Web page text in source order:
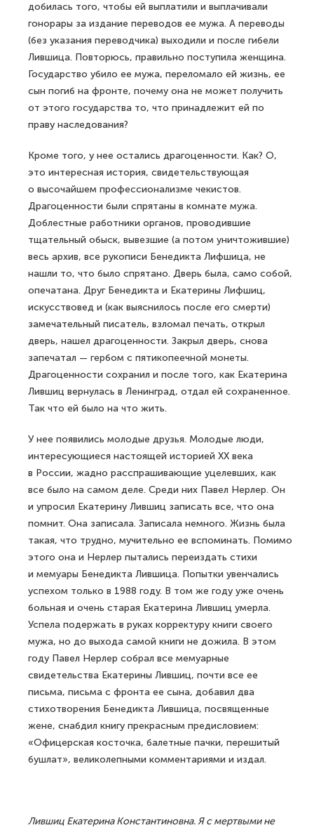
добилась того, чтобы ей выплатили и выплачивали
гонорары за издание переводов ее мужа. А переводы
(без указания переводчика) выходили и после гибели
Лившица. Повторюсь, правильно поступила женщина.
Государство убило ее мужа, переломало ей жизнь, ее
сын погиб на фронте, почему она не может получить
от этого государства то, что принадлежит ей по
праву наследования?
Кроме того, у нее остались драгоценности. Как? О,
это интересная история, свидетельствующая
о высочайшем профессионализме чекистов.
Драгоценности были спрятаны в комнате мужа.
Доблестные работники органов, проводившие
тщательный обыск, вывезшие (а потом уничтожившие)
весь архив, все рукописи Бенедикта Лифшица, не
нашли то, что было спрятано. Дверь была, само собой,
опечатана. Друг Бенедикта и Екатерины Лифшиц,
искусствовед и (как выяснилось после его смерти)
замечательный писатель, взломал печать, открыл
дверь, нашел драгоценности. Закрыл дверь, снова
запечатал — гербом с пятикопеечной монеты.
Драгоценности сохранил и после того, как Екатерина
Лившиц вернулась в Ленинград, отдал ей сохраненное.
Так что ей было на что жить.
У нее появились молодые друзья. Молодые люди,
интересующиеся настоящей историей ХХ века
в России, жадно расспрашивающие уцелевших, как
все было на самом деле. Среди них Павел Нерлер. Он
и упросил Екатерину Лившиц записать все, что она
помнит. Она записала. Записала немного. Жизнь была
такая, что трудно, мучительно ее вспоминать. Помимо
этого она и Нерлер пытались переиздать стихи
и мемуары Бенедикта Лившица. Попытки увенчались
успехом только в 1988 году. В том же году уже очень
больная и очень старая Екатерина Лившиц умерла.
Успела подержать в руках корректуру книги своего
мужа, но до выхода самой книги не дожила. В этом
году Павел Нерлер собрал все мемуарные
свидетельства Екатерины Лившиц, почти все ее
письма, письма с фронта ее сына, добавил два
стихотворения Бенедикта Лившица, посвященные
жене, снабдил книгу прекрасным предисловием:
«Офицерская косточка, балетные пачки, перешитый
бушлат», великолепными комментариями и издал.
Лившиц Екатерина Константиновна. Я с мертвыми не